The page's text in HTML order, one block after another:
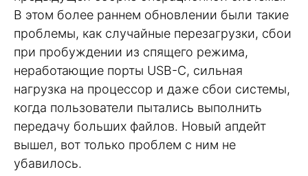
В этом более раннем обновлении были такие
проблемы, как случайные перезагрузки, сбои
при пробуждении из спящего режима,
неработающие порты USB-C, сильная
нагрузка на процессор и даже сбои системы,
когда пользователи пытались выполнить
передачу больших файлов. Новый апдейт
вышел, вот только проблем с ним не
убавилось.